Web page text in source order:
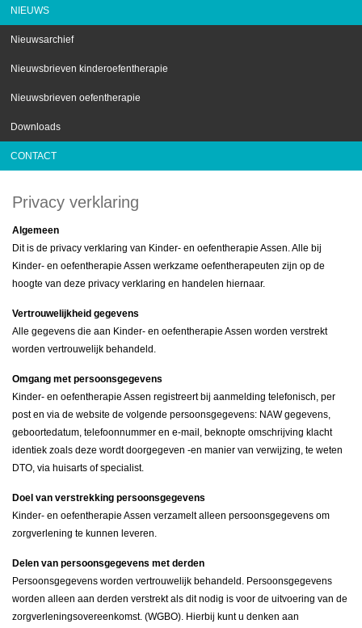
NIEUWS
Nieuwsarchief
Nieuwsbrieven kinderoefentherapie
Nieuwsbrieven oefentherapie
Downloads
CONTACT
Privacy verklaring
Algemeen
Dit is de privacy verklaring van Kinder- en oefentherapie Assen. Alle bij
Kinder- en oefentherapie Assen werkzame oefentherapeuten zijn op de
hoogte van deze privacy verklaring en handelen hiernaar.
Vertrouwelijkheid gegevens
Alle gegevens die aan Kinder- en oefentherapie Assen worden verstrekt
worden vertrouwelijk behandeld.
Omgang met persoonsgegevens
Kinder- en oefentherapie Assen registreert bij aanmelding telefonisch, per
post en via de website de volgende persoonsgegevens: NAW gegevens,
geboortedatum, telefoonnummer en e-mail, beknopte omschrijving klacht
identiek zoals deze wordt doorgegeven -en manier van verwijzing, te weten
DTO, via huisarts of specialist.
Doel van verstrekking persoonsgegevens
Kinder- en oefentherapie Assen verzamelt alleen persoonsgegevens om
zorgverlening te kunnen leveren.
Delen van persoonsgegevens met derden
Persoonsgegevens worden vertrouwelijk behandeld. Persoonsgegevens
worden alleen aan derden verstrekt als dit nodig is voor de uitvoering van de
zorgverleningsovereenkomst. (WGBO). Hierbij kunt u denken aan